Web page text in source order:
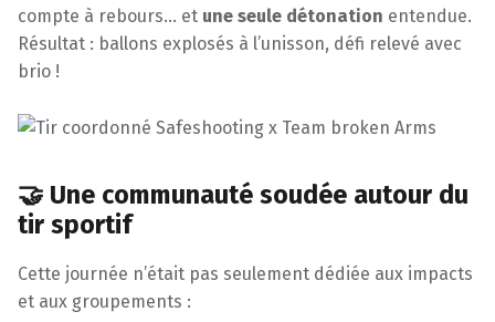
compte à rebours… et une seule détonation entendue.
Résultat : ballons explosés à l’unisson, défi relevé avec
brio !
🤝 Une communauté soudée autour du
tir sportif
Cette journée n’était pas seulement dédiée aux impacts
et aux groupements :